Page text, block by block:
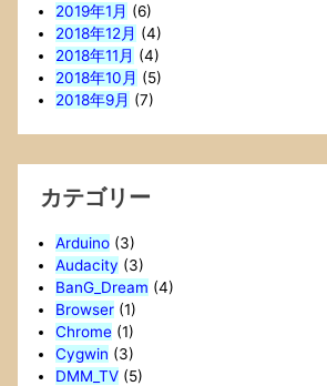
2019年1月 (6)
2018年12月 (4)
2018年11月 (4)
2018年10月 (5)
2018年9月 (7)
カテゴリー
Arduino(3)
Audacity (3)
BanG_Dream (4)
Browser(1)
Chrome(1)
Cygwin (3)
DMM_TV(5)